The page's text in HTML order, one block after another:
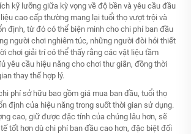
kỹ lưỡng giữa kỳ vọng về độ bền và yêu cầu đầu
cao cấp thường mang lại tuổi thọ vượt trội và
định, từ đó có thể biện minh cho chi phí ban đầu
người chơi nghiêm túc, những người đòi hỏi thiết
chơi giải trí có thể thấy rằng các vật liệu tầm
yêu cầu hiệu năng cho chơi thư giãn, đồng thời
thay thế hợp lý.
phí sở hữu bao gồm giá mua ban đầu, tuổi thọ
định của hiệu năng trong suốt thời gian sử dụng.
cao, giữ được đặc tính của chúng lâu hơn, sẽ
tốt hơn dù chi phí ban đầu cao hơn, đặc biệt đối